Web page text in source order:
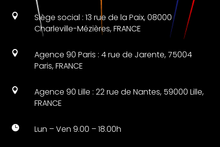

Siège social : 13 rue de la Paix, 08000
Charleville-Mézières, FRANCE

Agence 90 Paris : 4 rue de Jarente, 75004
Paris, FRANCE

Agence 90 Lille : 22 rue de Nantes, 59000 Lille,
FRANCE
 Lun – Ven 9.00 – 18.00h